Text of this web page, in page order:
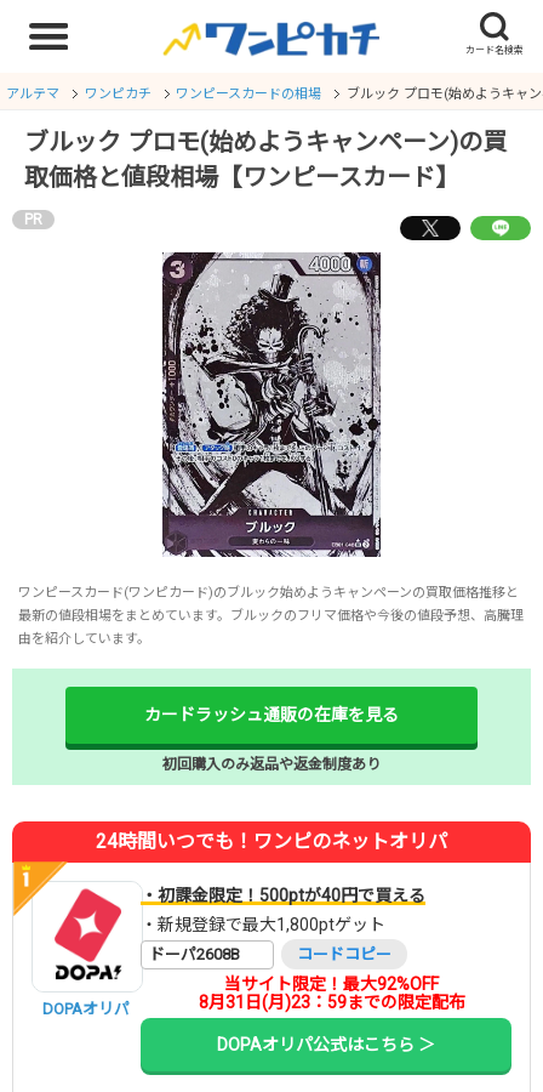
アルテマ ワンピカチ ワンピースカードの相場 ブルック プロモ(始めようキャ
ブルック プロモ(始めようキャンペーン)の買
取価格と値段相場【ワンピースカード】
PR
ワンピースカード(ワンピカード)のブルック始めようキャンペーンの買取価格推移と
最新の値段相場をまとめています。ブルックのフリマ価格や今後の値段予想、高騰理
由を紹介しています。
カードラッシュ通販の在庫を見る
初回購入のみ返品や返金制度あり
24時間いつでも！ワンピのネットオリパ
DOPAオリパ
・初課金限定！500ptが40円で買える
・新規登録で最大1,800ptゲット
ドーパ2608B コードコピー
当サイト限定！最大92%OFF
8月31日(月)23：59までの限定配布
DOPAオリパ公式はこちら ＞